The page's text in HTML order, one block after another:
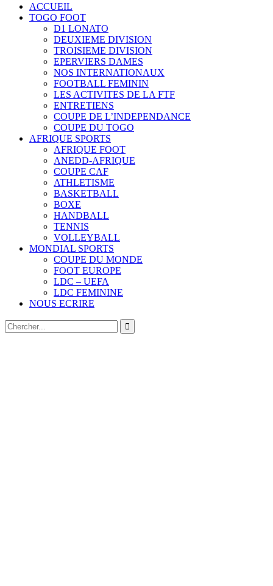
ACCUEIL
TOGO FOOT
D1 LONATO
DEUXIEME DIVISION
TROISIEME DIVISION
EPERVIERS DAMES
NOS INTERNATIONAUX
FOOTBALL FEMININ
LES ACTIVITES DE LA FTF
ENTRETIENS
COUPE DE L’INDEPENDANCE
COUPE DU TOGO
AFRIQUE SPORTS
AFRIQUE FOOT
ANEDD-AFRIQUE
COUPE CAF
ATHLETISME
BASKETBALL
BOXE
HANDBALL
TENNIS
VOLLEYBALL
MONDIAL SPORTS
COUPE DU MONDE
FOOT EUROPE
LDC – UEFA
LDC FEMININE
NOUS ECRIRE